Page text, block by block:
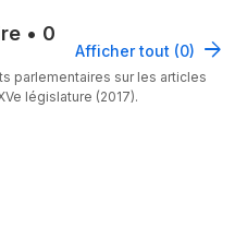
• 0
Afficher tout (0)
parlementaires sur les articles
législature (2017).